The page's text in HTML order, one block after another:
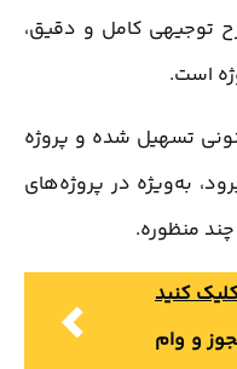
توجیهی کامل و دقیق،
است.
تسهیل شده و پروژه
به‌ویژه در پروژه‌های
منظوره.
کنید
و وام